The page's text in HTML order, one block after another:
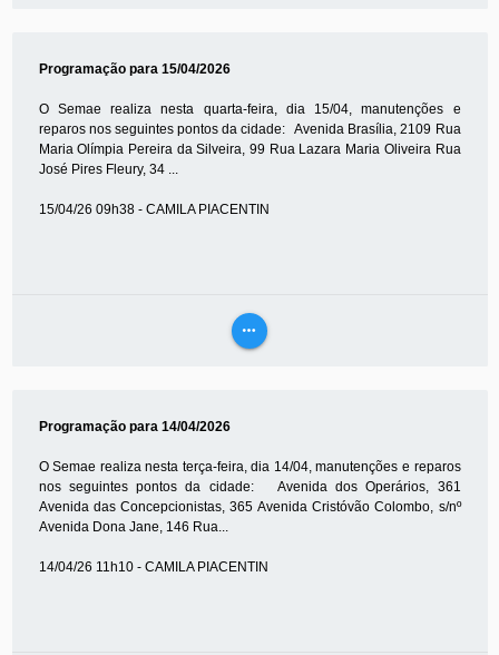
Programação para 15/04/2026
O Semae realiza nesta quarta-feira, dia 15/04, manutenções e
reparos nos seguintes pontos da cidade: Avenida Brasília, 2109 Rua
Maria Olímpia Pereira da Silveira, 99 Rua Lazara Maria Oliveira Rua
José Pires Fleury, 34 ...
15/04/26 09h38 - CAMILA PIACENTIN
more_horiz
Programação para 14/04/2026
O Semae realiza nesta terça-feira, dia 14/04, manutenções e reparos
nos seguintes pontos da cidade: Avenida dos Operários, 361
Avenida das Concepcionistas, 365 Avenida Cristóvão Colombo, s/nº
Avenida Dona Jane, 146 Rua...
14/04/26 11h10 - CAMILA PIACENTIN